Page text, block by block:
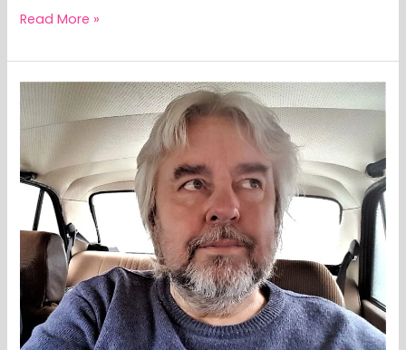
Read More »
MEEDIAVALVUR:
riigikogus
käib
üks
lõputu
ihumine